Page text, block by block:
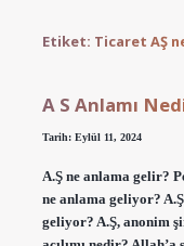
Etiket: Ticaret AŞ
A S Anlamı
Tarih: Eylül 11, 2024
A.Ş ne anlama gelir?
ne anlama geliyor?
geliyor? A.Ş, anonim